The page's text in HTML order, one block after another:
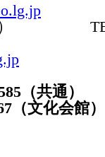
TEL：
（共通）
文化会館）